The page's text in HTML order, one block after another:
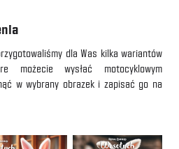
dla Was kilka wariantów
możecie wysłać motocyklowym
w wybrany obrazek i zapisać go na